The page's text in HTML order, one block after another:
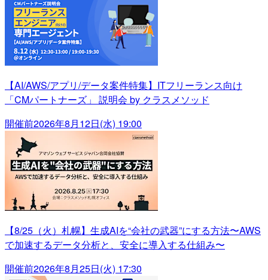
【AI/AWS/アプリ/データ案件特集】ITフリーランス向け
「CMパートナーズ」 説明会 by クラスメソッド
開催前2026年8月12日(水) 19:00
【8/25（火）札幌】生成AIを“会社の武器”にする方法〜AWS
で加速するデータ分析と、安全に導入する仕組み〜
開催前2026年8月25日(火) 17:30